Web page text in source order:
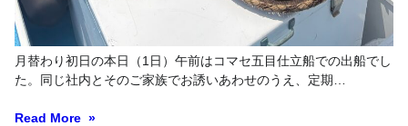
月替わり初日の本日（1日）午前はコマセ五目仕立船での出船でし
た。同じ社内とそのご家族でお誘いあわせのうえ、定期…
Read More